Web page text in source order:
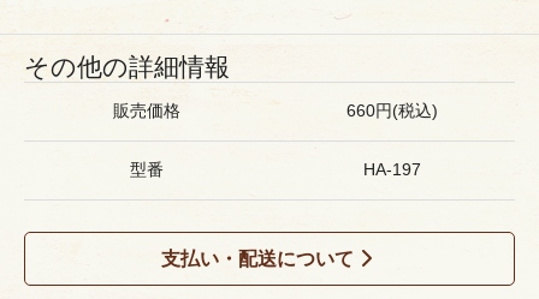
その他の詳細情報
販売価格 660円(税込)
型番 HA-197
支払い・配送について